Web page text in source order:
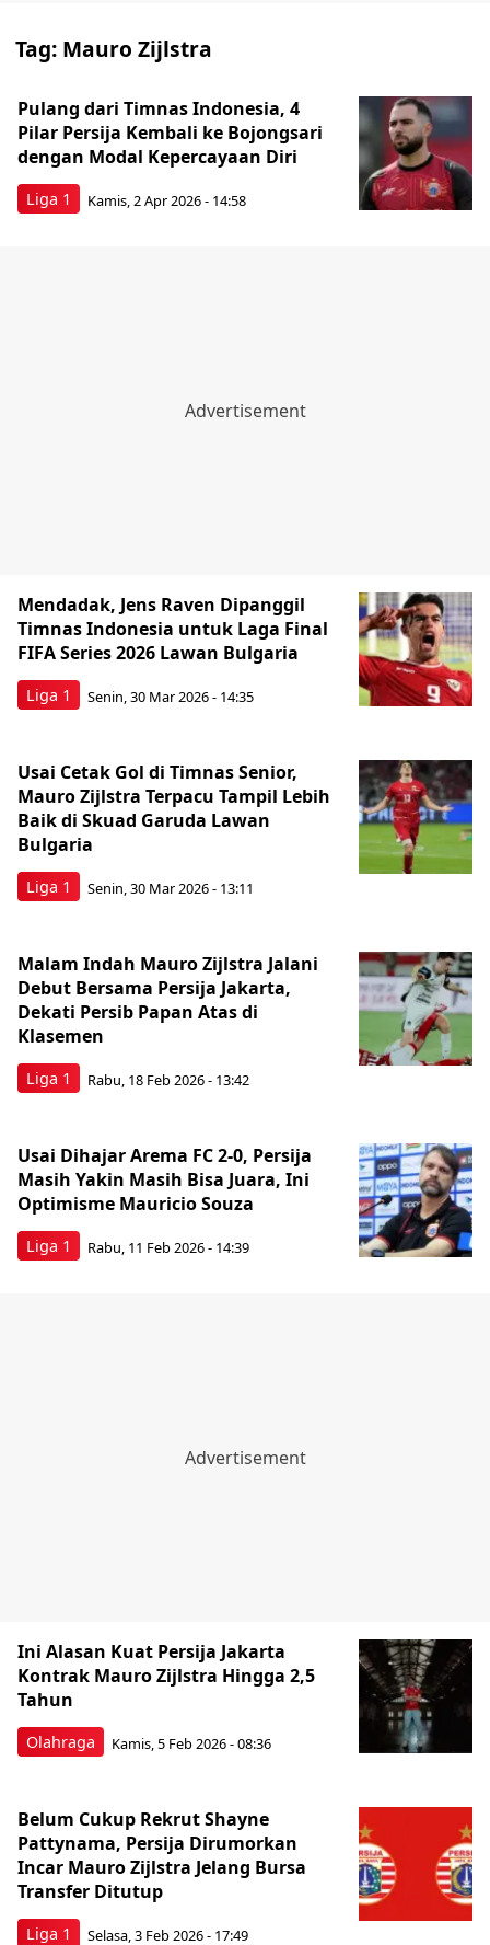
Tag: Mauro Zijlstra
Liga 1
Pulang dari Timnas Indonesia, 4
Pilar Persija Kembali ke Bojongsari
dengan Modal Kepercayaan Diri
Kamis, 2 Apr 2026 - 14:58
Liga 1
Mendadak, Jens Raven Dipanggil
Timnas Indonesia untuk Laga Final
FIFA Series 2026 Lawan Bulgaria
Senin, 30 Mar 2026 - 14:35
Liga 1
Usai Cetak Gol di Timnas Senior,
Mauro Zijlstra Terpacu Tampil Lebih
Baik di Skuad Garuda Lawan
Bulgaria
Senin, 30 Mar 2026 - 13:11
Liga 1
Malam Indah Mauro Zijlstra Jalani
Debut Bersama Persija Jakarta,
Dekati Persib Papan Atas di
Klasemen
Rabu, 18 Feb 2026 - 13:42
Liga 1
Usai Dihajar Arema FC 2-0, Persija
Masih Yakin Masih Bisa Juara, Ini
Optimisme Mauricio Souza
Rabu, 11 Feb 2026 - 14:39
Olahraga
Ini Alasan Kuat Persija Jakarta
Kontrak Mauro Zijlstra Hingga 2,5
Tahun
Kamis, 5 Feb 2026 - 08:36
Liga 1
Belum Cukup Rekrut Shayne
Pattynama, Persija Dirumorkan
Incar Mauro Zijlstra Jelang Bursa
Transfer Ditutup
Selasa, 3 Feb 2026 - 17:49